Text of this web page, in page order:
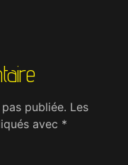
publiée. Les
avec *